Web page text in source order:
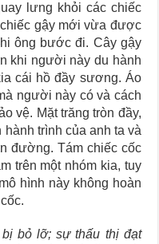
lưng khỏi các chiếc
gậy mới vừa được
ông bước đi. Cây gậy
khi người này du hành
cái hồ đầy sương. Áo
người này có và cách
vệ. Mặt trăng tròn đầy,
trình của anh ta và
đường. Tám chiếc cốc
trên một nhóm kia, tuy
hình này không hoàn
bỏ lỡ; sự thấu thị đạt